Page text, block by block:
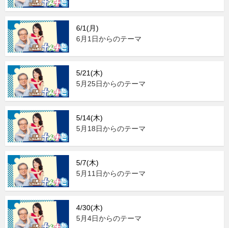
6/1(月)
6月1日からのテーマ
5/21(木)
5月25日からのテーマ
5/14(木)
5月18日からのテーマ
5/7(木)
5月11日からのテーマ
4/30(木)
5月4日からのテーマ